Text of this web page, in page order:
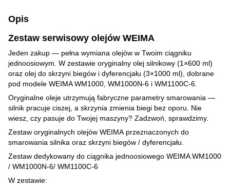
Opis
Zestaw serwisowy olejów WEIMA
Jeden zakup — pełna wymiana olejów w Twoim ciągniku
jednoosiowym. W zestawie oryginalny olej silnikowy (1×600 ml)
oraz olej do skrzyni biegów i dyferencjału (3×1000 ml), dobrane
pod modele WEIMA WM1000, WM1000N-6 i WM1100C-6.
Oryginalne oleje utrzymują fabryczne parametry smarowania —
silnik pracuje ciszej, a skrzynia zmienia biegi bez oporu. Nie
wiesz, czy pasuje do Twojej maszyny? Zadzwoń, sprawdzimy.
Zestaw oryginalnych olejów WEIMA przeznaczonych do
smarowania silnika oraz skrzyni biegów / dyferencjału.
Zestaw dedykowany do ciągnika jednoosiowego WEIMA WM1000
/ WM1000N-6/ WM1100C-6
W zestawie: